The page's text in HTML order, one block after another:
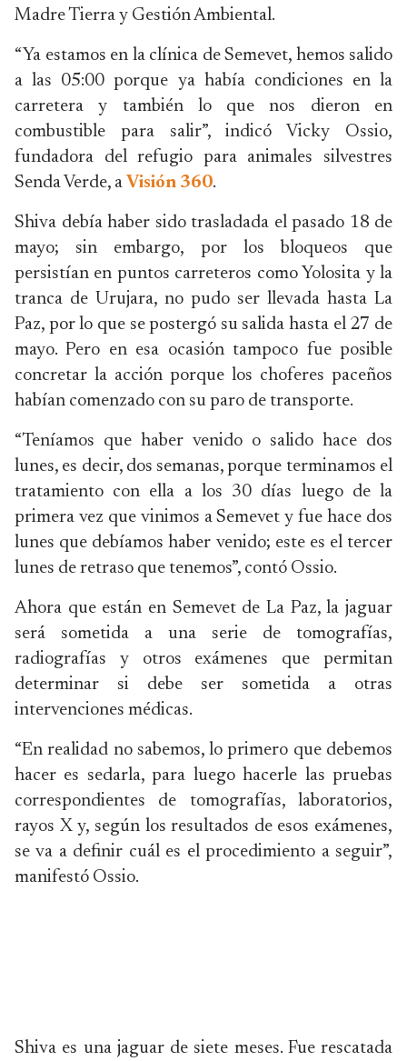
Madre Tierra y Gestión Ambiental.
“Ya estamos en la clínica de Semevet, hemos salido
a las 05:00 porque ya había condiciones en la
carretera y también lo que nos dieron en
combustible para salir”, indicó Vicky Ossio,
fundadora del refugio para animales silvestres
Senda Verde, a Visión 360.
Shiva debía haber sido trasladada el pasado 18 de
mayo; sin embargo, por los bloqueos que
persistían en puntos carreteros como Yolosita y la
tranca de Urujara, no pudo ser llevada hasta La
Paz, por lo que se postergó su salida hasta el 27 de
mayo. Pero en esa ocasión tampoco fue posible
concretar la acción porque los choferes paceños
habían comenzado con su paro de transporte.
“Teníamos que haber venido o salido hace dos
lunes, es decir, dos semanas, porque terminamos el
tratamiento con ella a los 30 días luego de la
primera vez que vinimos a Semevet y fue hace dos
lunes que debíamos haber venido; este es el tercer
lunes de retraso que tenemos”, contó Ossio.
Ahora que están en Semevet de La Paz, la jaguar
será sometida a una serie de tomografías,
radiografías y otros exámenes que permitan
determinar si debe ser sometida a otras
intervenciones médicas.
“En realidad no sabemos, lo primero que debemos
hacer es sedarla, para luego hacerle las pruebas
correspondientes de tomografías, laboratorios,
rayos X y, según los resultados de esos exámenes,
se va a definir cuál es el procedimiento a seguir”,
manifestó Ossio.
Shiva es una jaguar de siete meses. Fue rescatada